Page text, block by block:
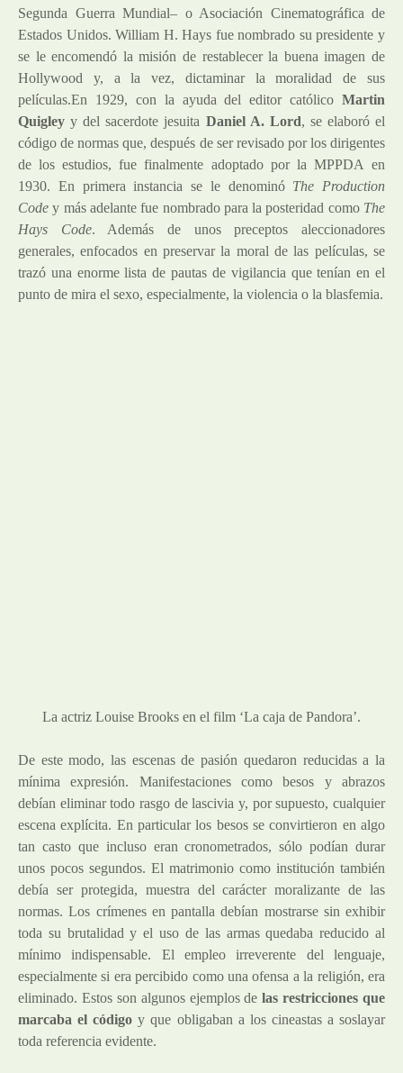
Segunda Guerra Mundial– o Asociación Cinematográfica de
Estados Unidos. William H. Hays fue nombrado su presidente y
se le encomendó la misión de restablecer la buena imagen de
Hollywood y, a la vez, dictaminar la moralidad de sus
películas.En 1929, con la ayuda del editor católico Martin
Quigley y del sacerdote jesuita Daniel A. Lord, se elaboró el
código de normas que, después de ser revisado por los dirigentes
de los estudios, fue finalmente adoptado por la MPPDA en
1930. En primera instancia se le denominó The Production
Code y más adelante fue nombrado para la posteridad como The
Hays Code. Además de unos preceptos aleccionadores
generales, enfocados en preservar la moral de las películas, se
trazó una enorme lista de pautas de vigilancia que tenían en el
punto de mira el sexo, especialmente, la violencia o la blasfemia.
La actriz Louise Brooks en el film ‘La caja de Pandora’.
De este modo, las escenas de pasión quedaron reducidas a la
mínima expresión. Manifestaciones como besos y abrazos
debían eliminar todo rasgo de lascivia y, por supuesto, cualquier
escena explícita. En particular los besos se convirtieron en algo
tan casto que incluso eran cronometrados, sólo podían durar
unos pocos segundos. El matrimonio como institución también
debía ser protegida, muestra del carácter moralizante de las
normas. Los crímenes en pantalla debían mostrarse sin exhibir
toda su brutalidad y el uso de las armas quedaba reducido al
mínimo indispensable. El empleo irreverente del lenguaje,
especialmente si era percibido como una ofensa a la religión, era
eliminado. Estos son algunos ejemplos delas restricciones que
marcaba el código y que obligaban a los cineastas a soslayar
toda referencia evidente.